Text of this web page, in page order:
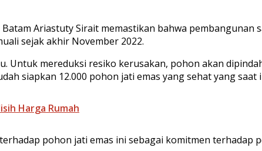
Ariastuty Sirait memastikan bahwa
sejak akhir November 2022.
Untuk mereduksi resiko kerusakan, pohon akan
siapkan 12.000 pohon jati emas yang sehat yang saat
Harga Rumah
pohon jati emas ini sebagai komitmen terhadap